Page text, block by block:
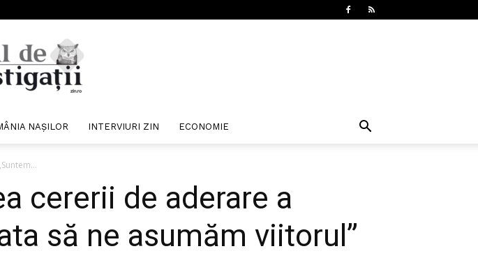
de
NAȘILOR INTERVIURI ZIN ECONOMIE
cererii de aderare a
să ne asumăm viitorul”